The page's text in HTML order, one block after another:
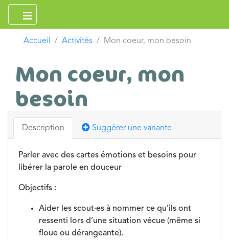
Accueil Activités Mon coeur, mon besoin
Mon coeur, mon
besoin
Description Suggérer une variante
Parler avec des cartes émotions et besoins pour
libérer la parole en douceur
Objectifs :
Aider les scout·es à nommer ce qu’ils ont
ressenti lors d’une situation vécue (même si
floue ou dérangeante).